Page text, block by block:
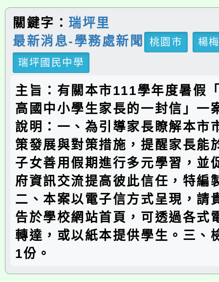
關鍵字： 瑞坪里
最新消息-學務處新聞
桃園市
楊
瑞坪國民中學
主旨：有關本市111學年度暑假
高國中小學生家長的一封信」一
說明：一、為引導家長瞭解本市
策發展與對策措施，提醒家長能
子女善用假期進行多元學習，並
府資訊交流提高彼此信任，特編
二、本案以電子信方式呈現，請
告於學校網站首頁，可透過各式
轉達，或以紙本提供學生。三、
1份。